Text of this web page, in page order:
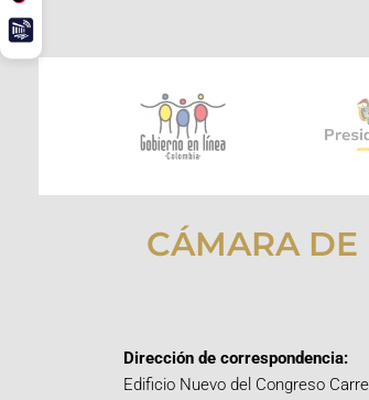
CÁMARA DE
Dirección de correspondencia:
Edificio Nuevo del Congreso